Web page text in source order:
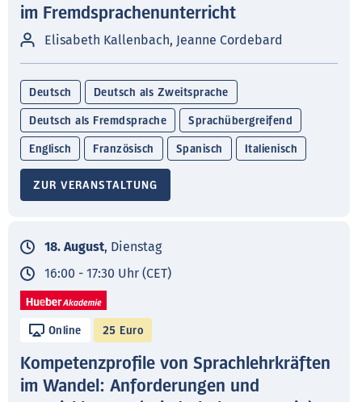
im Fremdsprachenunterricht
Elisabeth Kallenbach, Jeanne Cordebard
Deutsch Deutsch als Zweitsprache
Deutsch als Fremdsprache Sprachübergreifend
Englisch Französisch Spanisch Italienisch
ZUR VERANSTALTUNG
18. August, Dienstag
16:00 - 17:30 Uhr (CET)
Online 25 Euro
Kompetenzprofile von Sprachlehrkräften
im Wandel: Anforderungen und